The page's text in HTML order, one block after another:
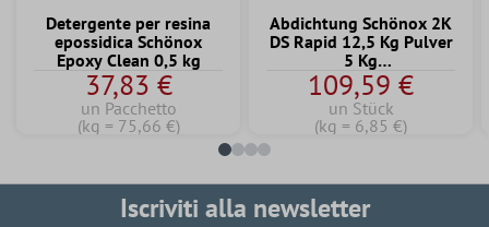
Detergente per resina
epossidica Schönox
Epoxy Clean 0,5 kg
37,83 €
un Pacchetto
(kg = 75,66 €)
Abdichtung Schönox 2K
DS Rapid 12,5 Kg Pulver
5 Kg
Dispersionskomponente
109,59 €
un Stück
(kg = 6,85 €)
Iscriviti alla newsletter